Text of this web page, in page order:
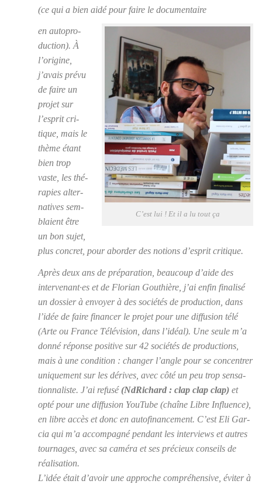
(ce qui a bien aidé pour faire le docu­men­taire
C’est lui ! Et il a lu tout ça
en auto­pro­
duc­tion). À
l’origine,
j’avais pré­vu
de faire un
pro­jet sur
l’esprit cri­
tique, mais le
thème étant
bien trop
vaste, les thé­
ra­pies alter­
na­tives sem­
blaient être
un bon sujet,
plus concret, pour abor­der des notions d’esprit cri­tique.
Après deux ans de pré­pa­ra­tion, beau­coup d’aide des
intervenant·es et de Flo­rian Gou­thière, j’ai enfin fina­li­sé
un dos­sier à envoyer à des socié­tés de pro­duc­tion, dans
l’idée de faire finan­cer le pro­jet pour une dif­fu­sion télé
(Arte ou France Télé­vi­sion, dans l’idéal). Une seule m’a
don­né réponse posi­tive sur 42 socié­tés de pro­duc­tions,
mais à une condi­tion : chan­ger l’angle pour se concen­trer
uni­que­ment sur les dérives, avec côté un peu trop sen­sa­
tion­na­liste. J’ai refu­sé (NdRi­chard : clap clap clap) et
opté pour une dif­fu­sion You­Tube (chaîne Libre Influence),
en libre accès et donc en auto­fi­nan­ce­ment. C’est Eli Gar­
cia qui m’a accom­pa­gné pen­dant les inter­views et autres
tour­nages, avec sa camé­ra et ses pré­cieux conseils de
réa­li­sa­tion.
L’idée était d’avoir une approche com­pré­hen­sive, évi­ter à